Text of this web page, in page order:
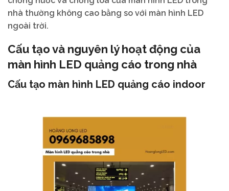
nhà thường không cao bằng so với màn hình LED
ngoài trời.
Cấu tạo và nguyên lý hoạt động của
màn hình LED quảng cáo trong nhà
Cấu tạo màn hình LED quảng cáo indoor